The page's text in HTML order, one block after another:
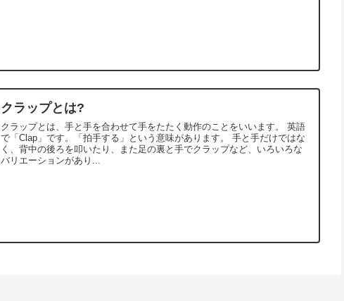
クラップとは?
クラップとは、手と手を合わせて手をたたく動作のことをいいます。 英語
で「Clap」です。「拍手する」という意味があります。 手と手だけではな
く、背中の後ろを叩いたり、また足の裏と手でクラップなど、いろいろな
バリエーションがあり...